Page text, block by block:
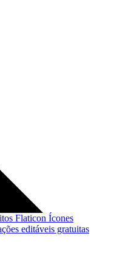
Flaticon Ícones
editáveis gratuitas